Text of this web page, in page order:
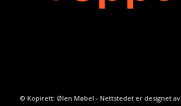
© Kopirett: Ølen Møbel - Nettstedet er designet av